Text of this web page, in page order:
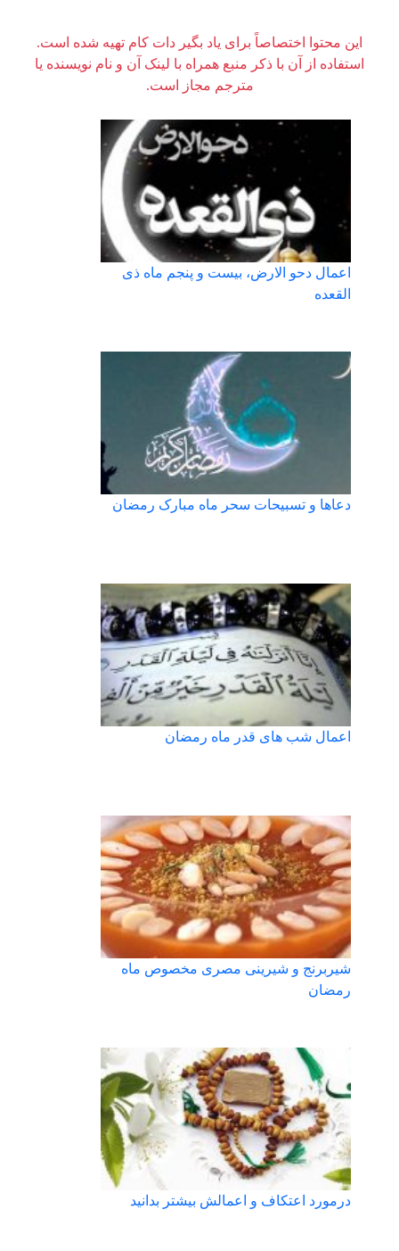
این محتوا اختصاصاً برای یاد بگیر دات کام تهیه شده است.
استفاده از آن با ذکر منبع همراه با لینک آن و نام نویسنده یا
مترجم مجاز است.
اعمال دحو الارض، بیست و پنجم ماه ذی
القعده
دعاها و تسبیحات سحر ماه مبارک رمضان
اعمال شب های قدر ماه رمضان
شیربرنج و شیرینی مصری مخصوص ماه
رمضان
درمورد اعتکاف و اعمالش بیشتر بدانید